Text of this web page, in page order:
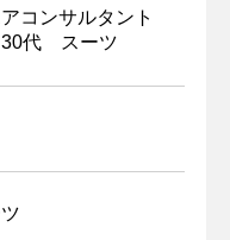
アコンサルタント
代 スーツ